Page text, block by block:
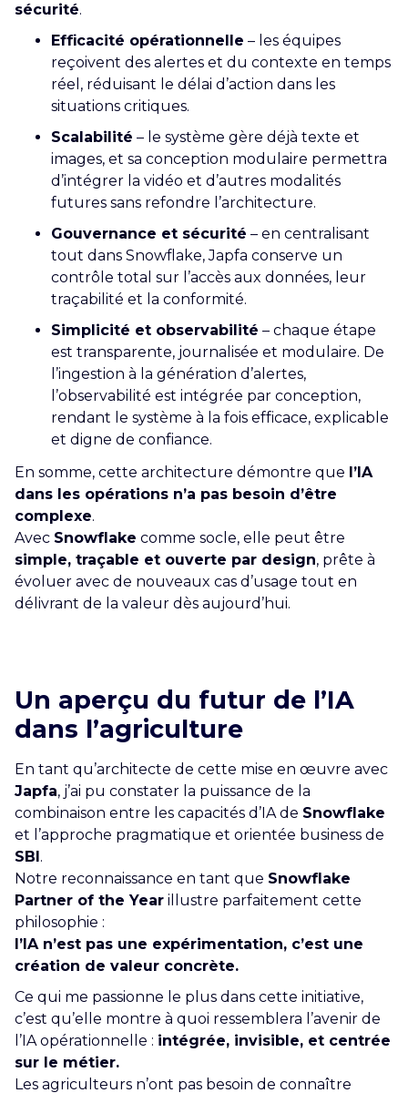
sécurité.
Efficacité opérationnelle – les équipes
reçoivent des alertes et du contexte en temps
réel, réduisant le délai d’action dans les
situations critiques.
Scalabilité – le système gère déjà texte et
images, et sa conception modulaire permettra
d’intégrer la vidéo et d’autres modalités
futures sans refondre l’architecture.
Gouvernance et sécurité – en centralisant
tout dans Snowflake, Japfa conserve un
contrôle total sur l’accès aux données, leur
traçabilité et la conformité.
Simplicité et observabilité – chaque étape
est transparente, journalisée et modulaire. De
l’ingestion à la génération d’alertes,
l’observabilité est intégrée par conception,
rendant le système à la fois efficace, explicable
et digne de confiance.
En somme, cette architecture démontre que l’IA
dans les opérations n’a pas besoin d’être
complexe.
Avec Snowflake comme socle, elle peut être
simple, traçable et ouverte par design, prête à
évoluer avec de nouveaux cas d’usage tout en
délivrant de la valeur dès aujourd’hui.
Un aperçu du futur de l’IA
dans l’agriculture
En tant qu’architecte de cette mise en œuvre avec
Japfa, j’ai pu constater la puissance de la
combinaison entre les capacités d’IA de Snowflake
et l’approche pragmatique et orientée business de
SBI .
Notre reconnaissance en tant que Snowflake
Partner of the Year illustre parfaitement cette
philosophie :
l’IA n’est pas une expérimentation, c’est une
création de valeur concrète.
Ce qui me passionne le plus dans cette initiative,
c’est qu’elle montre à quoi ressemblera l’avenir de
l’IA opérationnelle : intégrée, invisible, et centrée
sur le métier.
Les agriculteurs n’ont pas besoin de connaître